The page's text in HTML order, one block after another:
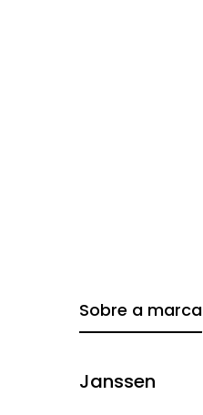
Sobre a marca
Janssen